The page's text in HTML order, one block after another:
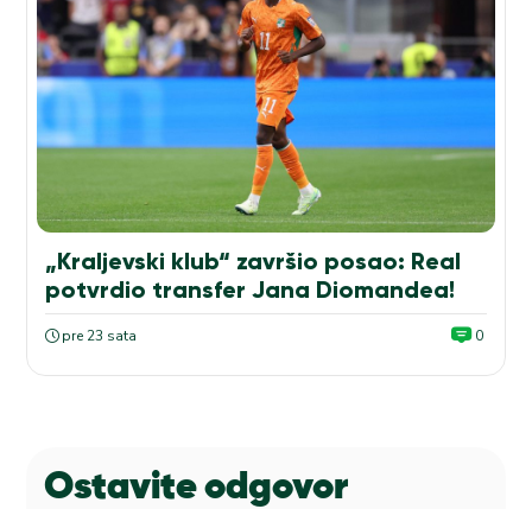
„Kraljevski klub“ završio posao: Real
potvrdio transfer Jana Diomandea!
pre 23 sata 0
Ostavite odgovor